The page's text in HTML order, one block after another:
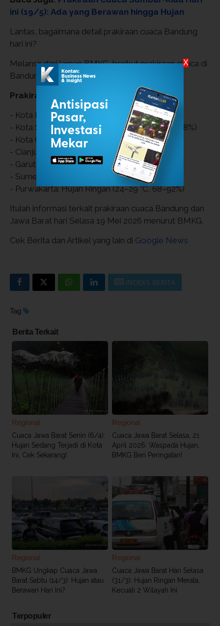
ini (19/5): Ada yang Berawan hingga Hujan
Lantas, bagaimana detail prakiraan cuaca Bandung
hari ini?
Melansir dari laman BMKG, berikut prakiraan cuaca di
Bandung dan Jawa Barat:
Prakiraan Cuaca Jawa Barat 19 Mei 2026
- Kota Bandung: Berawan (20–28 °C, 60–97%)
- Kota Sukabumi: Hujan Ringan (20–27 °C, 71–98%)
- Kota Cirebon: Berawan (26–30 °C, 69–84%)
- Cianjur: Hujan Ringan (19–26 °C, 64–99%)
- Garut: Hujan Ringan (17–24 °C, 73–99%)
- Sumedang: Berawan (21–27 °C, 69–96%)
- Purwakarta: Hujan Ringan (24–29 °C, 68–92%)
Itulah informasi terkait prakiraan cuaca Bandung dan
Jawa Barat hari Selasa 19 Mei 2026 menurut BMKG.
Cek Berita dan Artikel yang lain di Google News
INDEKS BERITA
Tag
Berita Terkait
Regional
Cuaca Jawa Barat Senin (6/4):
Hujan Sedang Terjadi di Kota
Ini, Cek Sekarang!
Regional
Cuaca Jawa Barat Selasa, 21
April 2026: Waspada Hujan,
BMKG Beri Peringatan!
Regional
BMKG Ungkap Cuaca Jawa
Barat Sabtu (14/3): Hujan atau
Berawan Hari Ini?
Regional
Cuaca Jawa Barat Hari Selasa
(31/3): Hujan Ringan Merata,
Kecuali 2 Wilayah Ini
Terpopuler
X